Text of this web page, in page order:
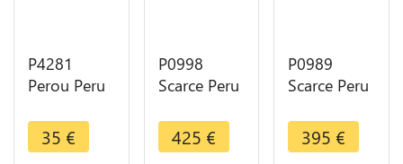
P4281
Perou Peru
1934 Silver
-> Make
35 €
P0998
Scarce Peru
Reales SVL
709 1709
425 €
P0989
Scarce Peru
Real
Macuquina
395 €